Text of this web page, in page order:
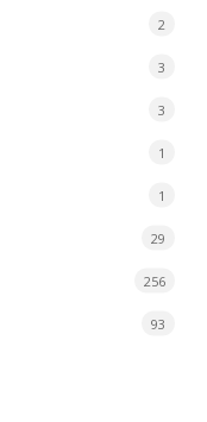
2
3
3
1
1
29
256
93